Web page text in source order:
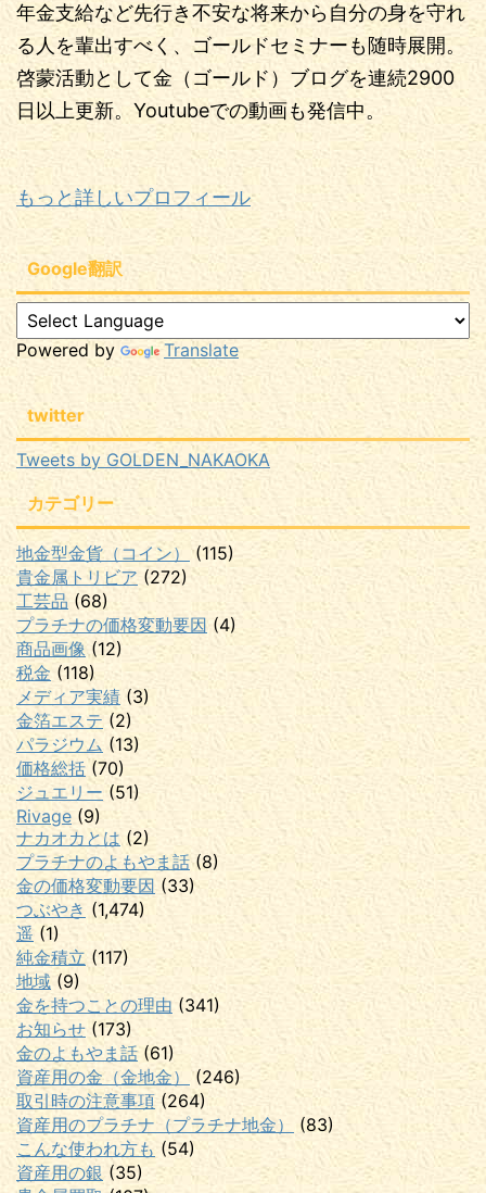
年金支給など先行き不安な将来から自分の身を守れ
る人を輩出すべく、ゴールドセミナーも随時展開。
啓蒙活動として金（ゴールド）ブログを連続2900
日以上更新。Youtubeでの動画も発信中。
もっと詳しいプロフィール
Google翻訳
Powered by Translate
twitter
Tweets by GOLDEN_NAKAOKA
カテゴリー
地金型金貨（コイン） (115)
貴金属トリビア (272)
工芸品 (68)
プラチナの価格変動要因 (4)
商品画像(12)
税金 (118)
メディア実績 (3)
金箔エステ(2)
パラジウム (13)
価格総括 (70)
ジュエリー (51)
Rivage (9)
ナカオカとは (2)
プラチナのよもやま話(8)
金の価格変動要因 (33)
つぶやき (1,474)
遥 (1)
純金積立 (117)
地域 (9)
金を持つことの理由 (341)
お知らせ (173)
金のよもやま話(61)
資産用の金（金地金） (246)
取引時の注意事項 (264)
資産用のプラチナ（プラチナ地金）
(83)
こんな使われ方も (54)
資産用の銀 (35)